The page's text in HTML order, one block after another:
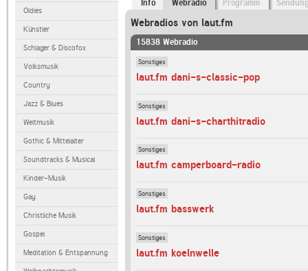
Oldies
Künstler
Schlager & Discofox
Volksmusik
Country
Jazz & Blues
Weltmusik
Gothic & Mittelalter
Soundtracks & Musical
Kinder-Musik
Gay
Christliche Musik
Gospel
Meditation & Entspannung
Info Webradio Programm
Webradios von laut.fm
15838 Webradio
Sonstiges
laut.fm dani-s-classic-pop
Sonstiges
laut.fm dani-s-charthitradio
Sonstiges
laut.fm camperboard-radio
Sonstiges
laut.fm basswerk
Sonstiges
laut.fm koelnwelle